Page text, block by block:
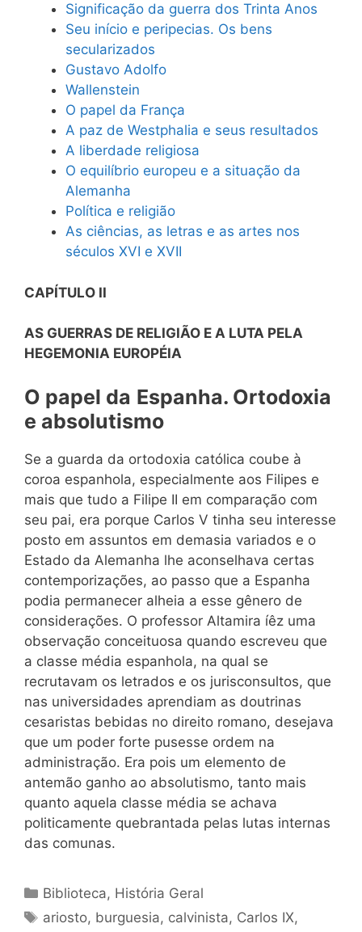
Significação da guerra dos Trinta Anos
Seu início e peripecias. Os bens
secularizados
Gustavo Adolfo
Wallenstein
O papel da França
A paz de Westphalia e seus resultados
A liberdade religiosa
O equilíbrio europeu e a situação da
Alemanha
Política e religião
As ciências, as letras e as artes nos
séculos XVI e XVII
CAPÍTULO II
AS GUERRAS DE RELIGIÃO E A LUTA PELA
HEGEMONIA EUROPÉIA
O papel da Espanha. Ortodoxia
e absolutismo
Se a guarda da ortodoxia católica coube à
coroa espanhola, especialmente aos Filipes e
mais que tudo a Filipe II em comparação com
seu pai, era porque Carlos V tinha seu interesse
posto em assuntos em demasia variados e o
Estado da Alemanha lhe aconselhava certas
contemporizações, ao passo que a Espanha
podia permanecer alheia a esse gênero de
considerações. O professor Altamira íêz uma
observação conceituosa quando escreveu que
a classe média espanhola, na qual se
recrutavam os letrados e os jurisconsultos, que
nas universidades aprendiam as doutrinas
cesaristas bebidas no direito romano, desejava
que um poder forte pusesse ordem na
administração. Era pois um elemento de
antemão ganho ao absolutismo, tanto mais
quanto aquela classe média se achava
politicamente quebrantada pelas lutas internas
das comunas.
Categorias
Biblioteca, História Geral
Tags
ariosto, burguesia, calvinista, Carlos IX,